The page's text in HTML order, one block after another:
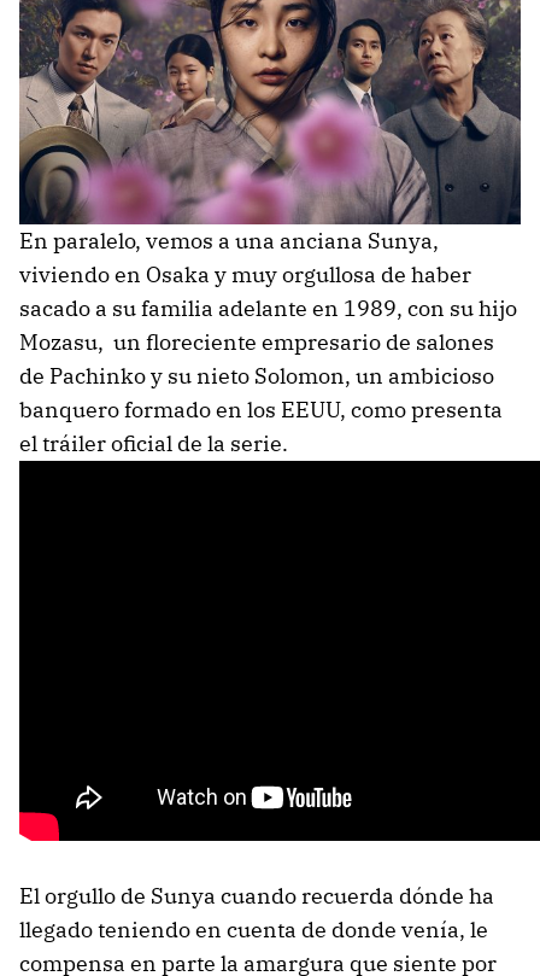
En paralelo, vemos a una anciana Sunya,
viviendo en Osaka y muy orgullosa de haber
sacado a su familia adelante en 1989, con su hijo
Mozasu, un floreciente empresario de salones
de Pachinko y su nieto Solomon, un ambicioso
banquero formado en los EEUU, como presenta
el tráiler oficial de la serie.
El orgullo de Sunya cuando recuerda dónde ha
llegado teniendo en cuenta de donde venía, le
compensa en parte la amargura que siente por